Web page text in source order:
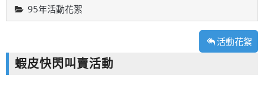
95年活動花絮
活動花絮
蝦皮快閃叫賣活動